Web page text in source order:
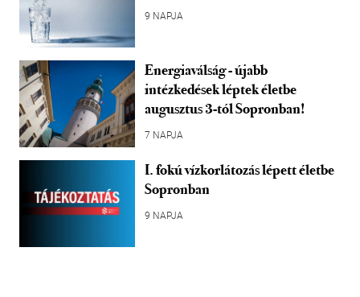
9 NAPJA
Energiaválság - újabb
intézkedések léptek életbe
augusztus 3-tól Sopronban!
7 NAPJA
I. fokú vízkorlátozás lépett életbe
Sopronban
9 NAPJA